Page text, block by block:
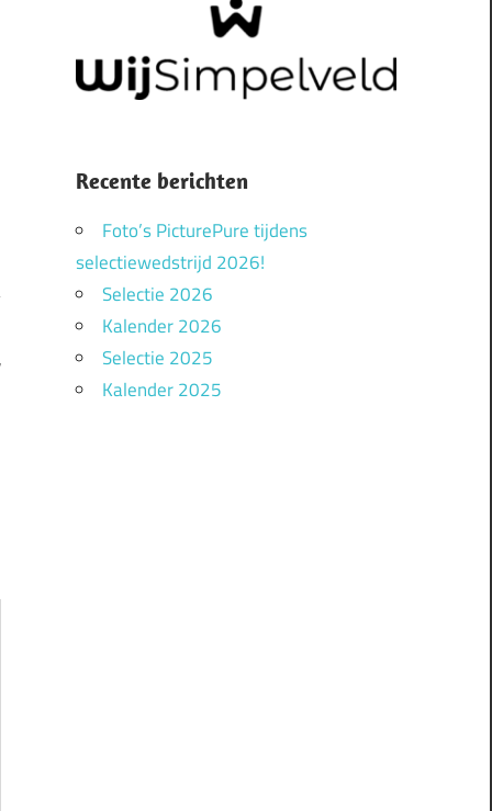
Recente berichten
Foto’s PicturePure tijdens
selectiewedstrijd 2026!
Selectie 2026
Kalender 2026
Selectie 2025
Kalender 2025